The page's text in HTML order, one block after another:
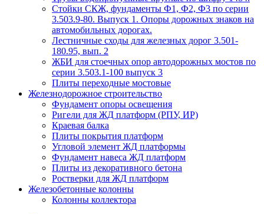
Стойки СКЖ, фундаменты Ф1, Ф2, Ф3 по серии
3.503.9-80. Выпуск 1. Опоры дорожных знаков на
автомобильных дорогах.
Лестничные сходы для железных дорог 3.501-
180.95, вып. 2
ЖБИ для стоечных опор автодорожных мостов по
серии 3.503.1-100 выпуск 3
Плиты переходные мостовые
Железнодорожное строительство
Фундамент опоры освещения
Ригели для ЖД платформ (РПУ, ИР)
Краевая балка
Плиты покрытия платформ
Угловой элемент ЖД платформы
Фундамент навеса ЖД платформ
Плиты из декоративного бетона
Ростверки для ЖД платформ
Железобетонные колонны
Колонны коллектора